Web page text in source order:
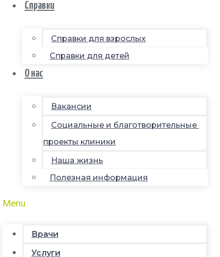
Справки
Справки для взрослых
Справки для детей
О нас
Вакансии
Социальные и благотворительные
проекты клиники
Наша жизнь
Полезная информация
Menu
Врачи
Услуги